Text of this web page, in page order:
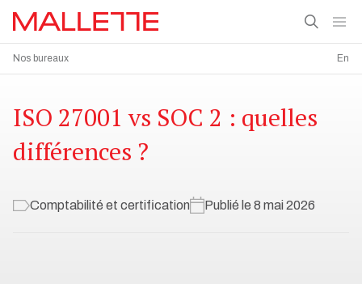
Nos bureaux En
ISO 27001 vs SOC 2 : quelles
différences ?
Comptabilité et certification Publié le 8 mai 2026